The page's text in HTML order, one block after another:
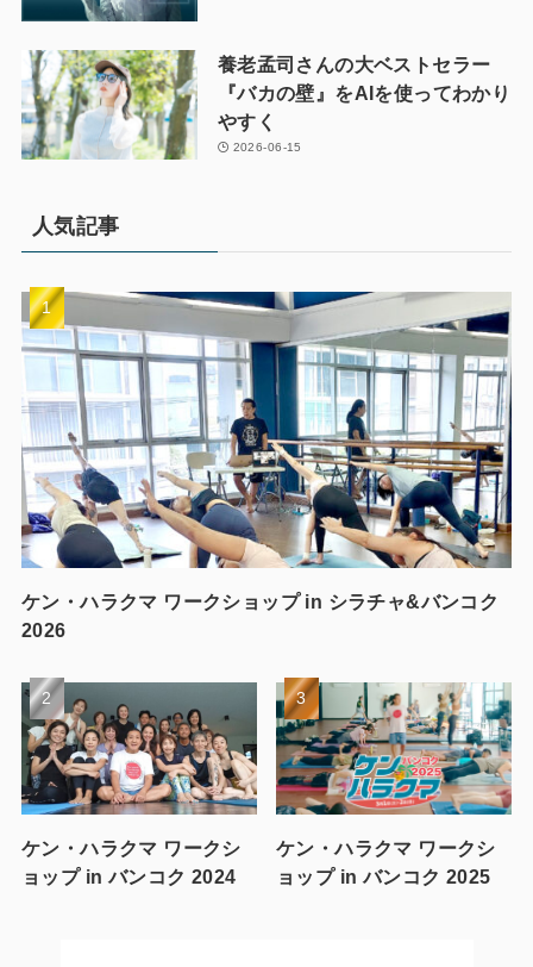
養老孟司さんの大ベストセラー
『バカの壁』をAIを使ってわかり
やすく
2026-06-15
人気記事
ケン・ハラクマ ワークショップ in シラチャ&バンコク
2026
ケン・ハラクマ ワークシ
ョップ in バンコク 2024
ケン・ハラクマ ワークシ
ョップ in バンコク 2025